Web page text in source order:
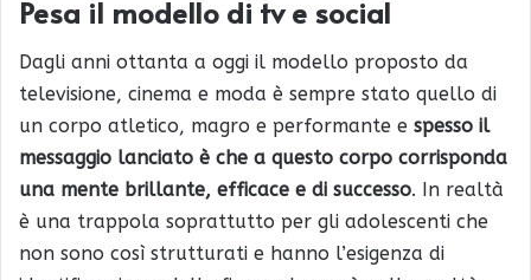
Pesa il modello di tv e social
Dagli anni ottanta a oggi il modello proposto da
televisione, cinema e moda è sempre stato quello di
un corpo atletico, magro e performante e spesso il
messaggio lanciato è che a questo corpo corrisponda
una mente brillante, efficace e di successo. In realtà
è una trappola soprattutto per gli adolescenti che
non sono così strutturati e hanno l’esigenza di